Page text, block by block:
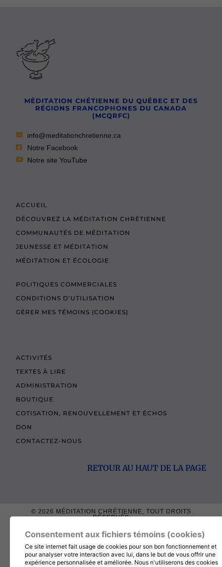
MÉDITATION CHÉTIENNE DU QUÉBEC ET DES
RÉGIONS FRANCOPHONES DU CANADA
(MCQRFC)
info@meditationchretienne.ca
Notre Facebook
Notre site YouTube
ACCUEIL
DÉCOUVREZ LA MÉDITATION CHRÉTIENNE
COMMUNAUTÉS DE MÉDITATION
JEUNESSE ET MÉDITATION
MÉDITATION ET ÉCOLOGIE
POLITIQUES COMMERCIALES
CONDITIONS D’UTILISATION
GÉRER MES TÉMOINS (COOKIES)
ACTIVITÉS
TEXTES À LIRE
ADMINISTRATION
BOUTIQUE
COTISATION, RENOUVELLEMENT ET ÉCHOS
DON
CONTACTEZ-NOUS
RETOUR AU HAUT DE LA PAGE
© 2026 MÉDITATION CHRÉTIENNE , TOUT DROITS
RÉSERVÉS
Consentement aux fichiers témoins (cookies)
Ce site internet fait usage de cookies pour son bon fonctionnement et
pour analyser votre interaction avec lui, dans le but de vous offrir une
expérience personnalisée et améliorée. Nous n'utiliserons des cookies